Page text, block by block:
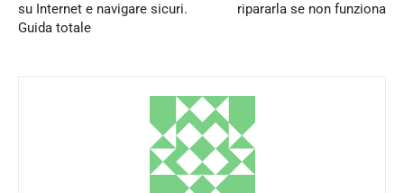
su Internet e navigare sicuri.
Guida totale
ripararla se non funziona